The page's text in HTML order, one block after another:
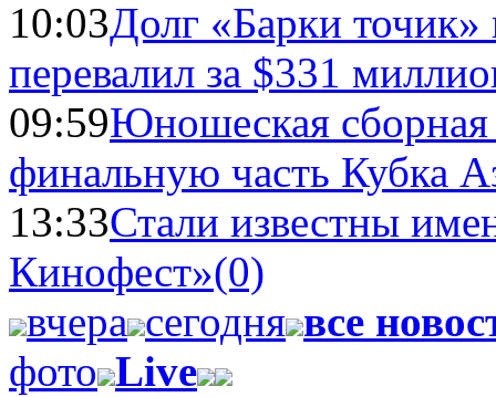
10:03Долг «Барки
перевалил за $331
09:59Юношеская
финальную часть Кубка
13:33Стали известны
Кинофест»(0)
вчера сегодня все
фото Live